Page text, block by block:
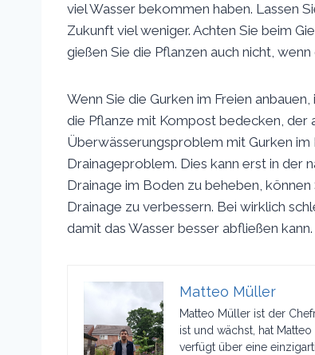
viel Wasser bekommen haben. Lassen
Zukunft viel weniger. Achten Sie beim
gießen Sie die Pflanzen auch nicht,
Wenn Sie die Gurken im Freien
die Pflanze mit Kompost bedecken, der
Überwässerungsproblem mit Gurken im
Drainageproblem. Dies kann erst in der
Drainage im Boden zu beheben,
Drainage zu verbessern. Bei wirklich
damit das Wasser besser abfließen kann.
Matteo Müller
Matteo Müller ist der
ist und wächst, hat
verfügt über eine